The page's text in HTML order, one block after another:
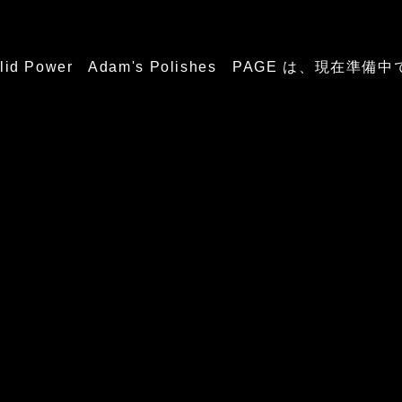
Power Adam's Polishes PAGE は、現在準備中